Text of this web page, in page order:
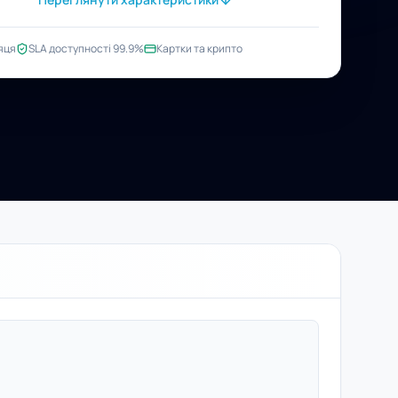
SLA доступності 99.9% Картки та крипто